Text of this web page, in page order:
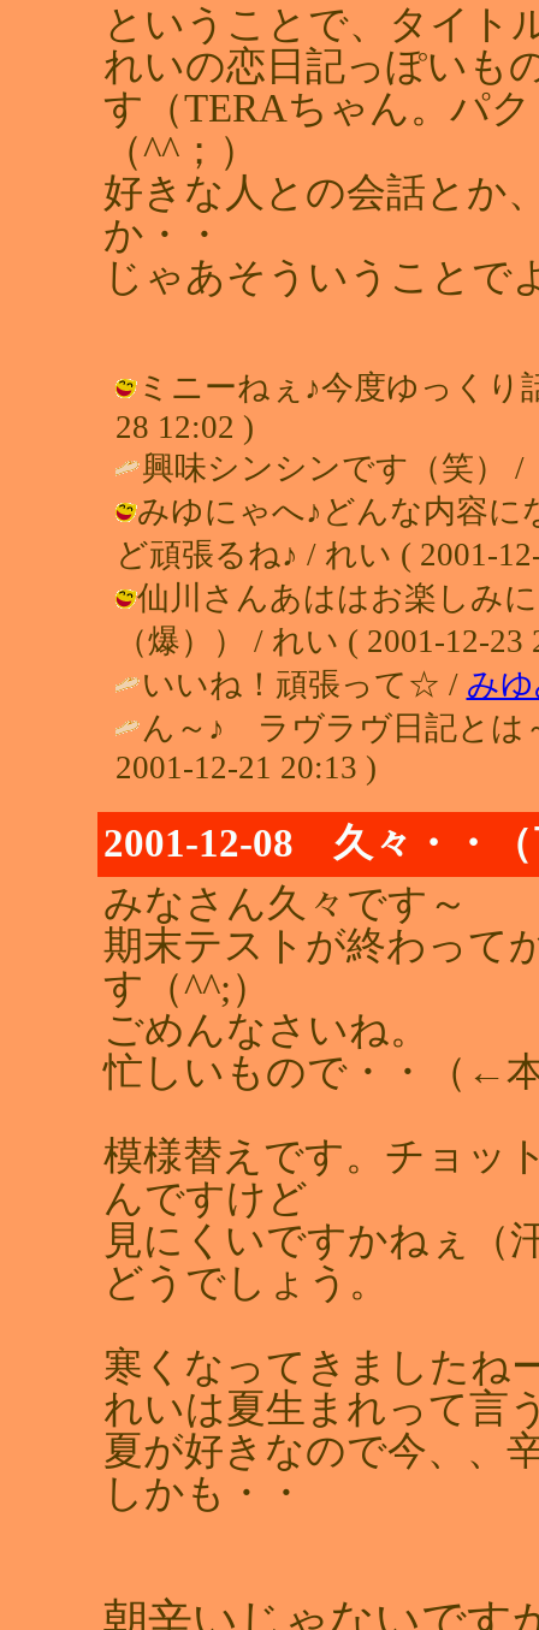
ということで、タイト
れいの恋日記っぽいも
す（TERAちゃん。パ
（^^；）
好きな人との会話とか
か・・
じゃあそういうことで
ミニーねぇ♪今度ゆっくり
28 12:02 )
興味シンシンです（笑） /
みゆにゃへ♪どんな内容に
ど頑張るね♪ / れい ( 2001-
仙川さんあははお楽しみ
（爆）） / れい ( 2001-12-23
いいね！頑張って☆ / み
ん～♪ ラヴラヴ日記とは
2001-12-21 20:13 )
2001-12-08 久々・・
みなさん久々です～
期末テストが終わって
す（^^;）
ごめんなさいね。
忙しいもので・・（←
模様替えです。チョッ
んですけど
見にくいですかねぇ（
どうでしょう。
寒くなってきましたね
れいは夏生まれって言
夏が好きなので今、、
しかも・・
朝辛いじゃないです